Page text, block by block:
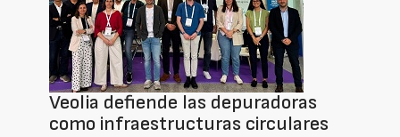
Veolia defiende las depuradoras
como infraestructuras circulares